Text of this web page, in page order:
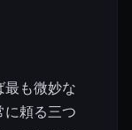
も微妙な
に頼る三つ